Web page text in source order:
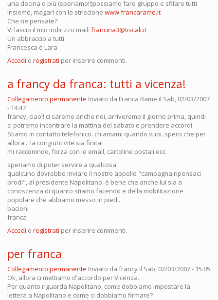
una decina o più (speriamo!!)possiamo fare gruppo e sfilare tutti
insieme, magari con lo striscione www.francarame.it
Che ne pensate?
Vi lascio il mio indirizzo mail: francina3@tiscali.it
Un abbraccio a tutti
Francesca e Lara
Accedi o registrati per inserire commenti.
a francy da franca: tutti a vicenza!
Collegamento permanente Inviato da Franca Rame il Sab, 02/03/2007
- 14:47
francy, ciao!! ci saremo anche noi, arriveremo il giorno prima, quindi
ci potremo incontrare la mattina del sabato e prendere accordi.
Stiamo in contatto telefonico. chiamami quando vuoi. spero che per
allora... la congiuntivite sia finita!
mi raccomndo, forza con le email, cartoline postali ecc.
speriamo di poter servire a qualcosa.
qualcuno dovrebbe inviare il nostro appello "campagna ripensaci
prodi", al presidente Napolitano. è bene che anche lui sia a
conoscenza di quanto stiamo facendo e della mobilitazione
popolare che abbiamo messo in piedi.
bacioni
franca
Accedi o registrati per inserire commenti.
per franca
Collegamento permanente Inviato da francy il Sab, 02/03/2007 - 15:05
Ok, allora ci mettiamo d'accordo per Vicenza.
Per quanto riguarda Napolitano, come dobbiamo impostare la
lettera a Napolitano e come ci dobbiamo firmare?